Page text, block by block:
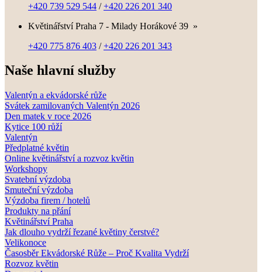
+420 739 529 544 /+420 226 201 340
Květinářství Praha 7 - Milady Horákové 39 »
+420 775 876 403 /+420 226 201 343
Naše hlavní služby
Valentýn a ekvádorské růže
Svátek zamilovaných Valentýn 2026
Den matek v roce 2026
Kytice 100 růží
Valentýn
Předplatné květin
Online květinářství a rozvoz květin
Workshopy
Svatební výzdoba
Smuteční výzdoba
Výzdoba firem / hotelů
Produkty na přání
Květinářství Praha
Jak dlouho vydrží řezané květiny čerstvé?
Velikonoce
Časosběr Ekvádorské Růže – Proč Kvalita Vydrží
Rozvoz květin